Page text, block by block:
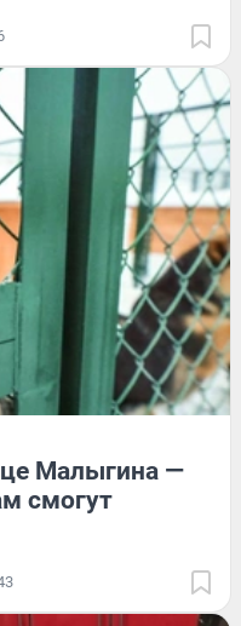
Малыгина —
смогут